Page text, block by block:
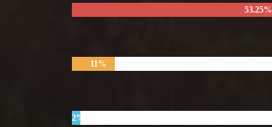
53.25%
11%
2%